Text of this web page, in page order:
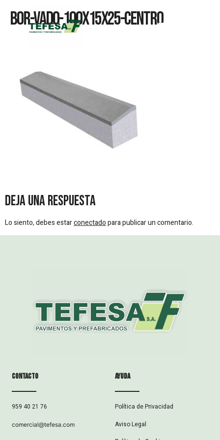
Bor-Vado-100x15x25-Centro
Deja una respuesta
Lo siento, debes estarconectadopara publicar un comentario.
Contacto
959 40 21 76
comercial@tefesa.com
ayuda
Política de Privacidad
Aviso Legal